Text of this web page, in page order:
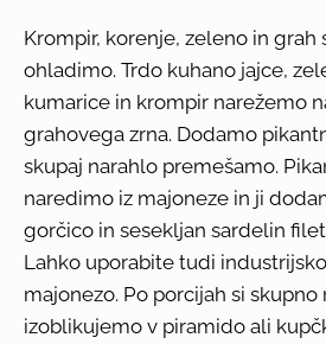
Krompir, korenje, zeleno in grah
ohladimo. Trdo kuhano jajce,
kumarice in krompir narežemo
grahovega zrna. Dodamo
skupaj narahlo premešamo.
naredimo iz majoneze in ji
gorčico in sesekljan sardelin
Lahko uporabite tudi
majonezo. Po porcijah si
izoblikujemo v piramido ali